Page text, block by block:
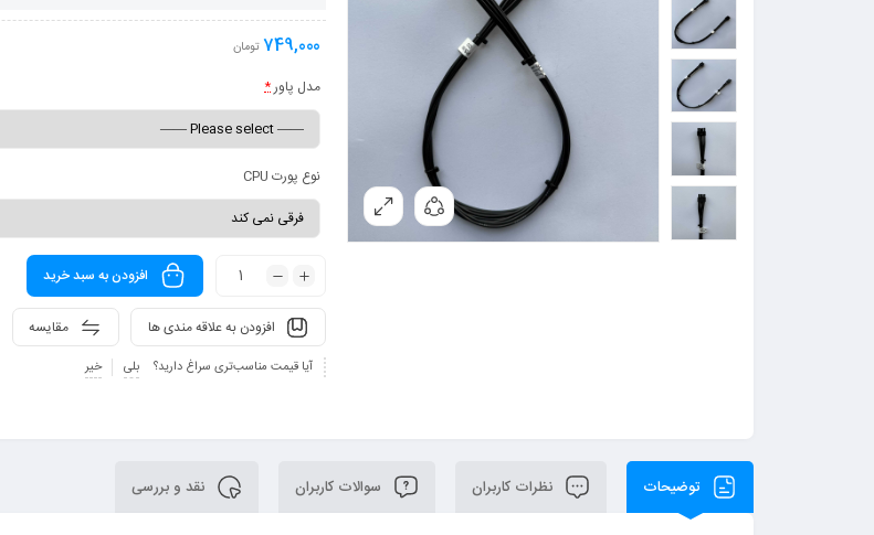
749,000 تومان
مدل پاور*
نوع پورت CPU
افزودن به سبد خرید
مقایسه افزودن به علاقه مندی ها
آیا قیمت مناسب‌تری سراغ دارید؟ بلی خیر
توضیحات نظرات کاربران سوالات کاربران نقد و بررسی